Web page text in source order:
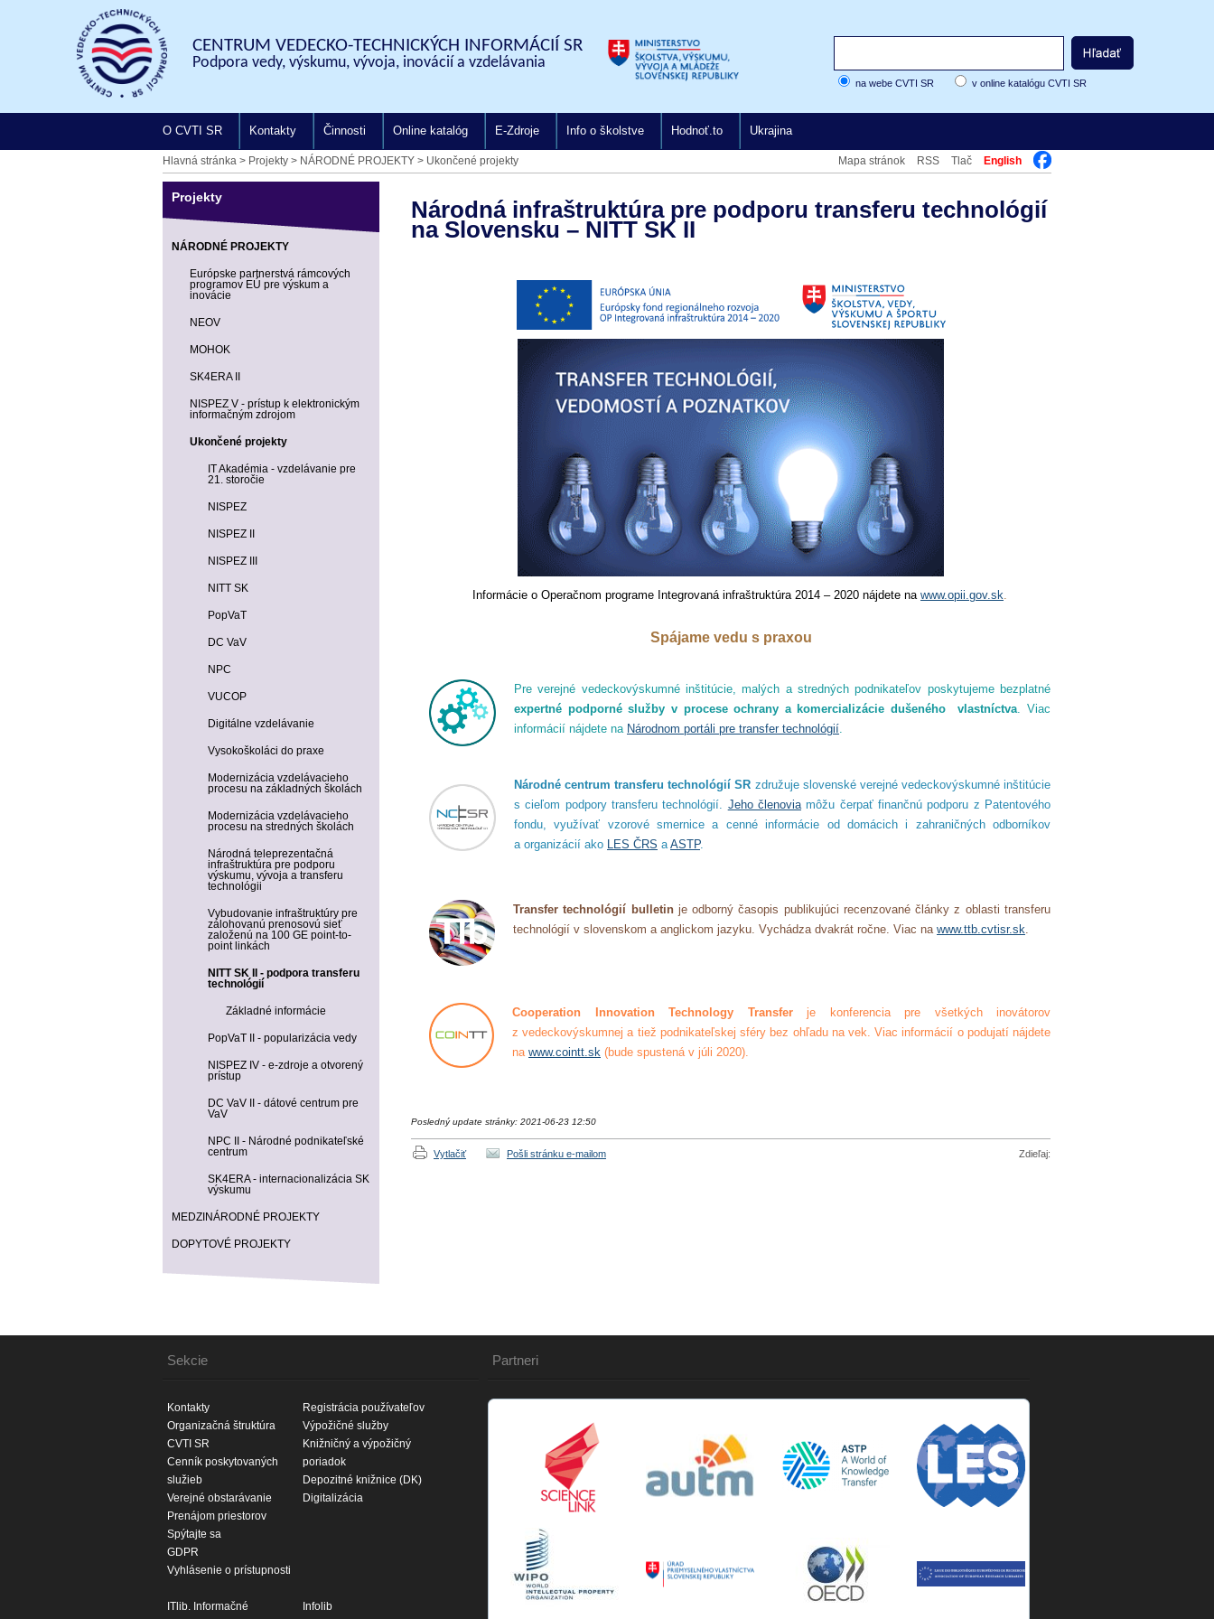
CENTRUM VEDECKO-TECHNICKÝCH INFORMÁCIÍ SR
Podpora vedy, výskumu, vývoja, inovácií a vzdelávania
na webe CVTI SR v online katalógu CVTI SR
O CVTI SR Kontakty Činnosti Online katalóg E-Zdroje Info o školstve Hodnoť.to Ukrajina
Hlavná stránka > Projekty > NÁRODNÉ PROJEKTY > Ukončené projekty Mapa stránok RSS Tlač English
Projekty
NÁRODNÉ PROJEKTY
Európske partnerstvá rámcových
programov EÚ pre výskum a
inovácie
NEOV
MOHOK
SK4ERA II
NISPEZ V - prístup k elektronickým
informačným zdrojom
Ukončené projekty
IT Akadémia - vzdelávanie pre
21. storočie
NISPEZ
NISPEZ II
NISPEZ III
NITT SK
PopVaT
DC VaV
NPC
VUCOP
Digitálne vzdelávanie
Vysokoškoláci do praxe
Modernizácia vzdelávacieho
procesu na základných školách
Modernizácia vzdelávacieho
procesu na stredných školách
Národná teleprezentačná
infraštruktúra pre podporu
výskumu, vývoja a transferu
technológii
Vybudovanie infraštruktúry pre
zálohovanú prenosovú sieť
založenú na 100 GE point-to-
point linkách
NITT SK II - podpora transferu
technológií
Základné informácie
PopVaT II - popularizácia vedy
NISPEZ IV - e-zdroje a otvorený
prístup
DC VaV II - dátové centrum pre
VaV
NPC II - Národné podnikateľské
centrum
SK4ERA - internacionalizácia SK
výskumu
MEDZINÁRODNÉ PROJEKTY
DOPYTOVÉ PROJEKTY
Národná infraštruktúra pre podporu transferu technológií
na Slovensku – NITT SK II
Informácie o Operačnom programe Integrovaná infraštruktúra 2014 – 2020 nájdete na www.opii.gov.sk.
Spájame vedu s praxou
Pre verejné vedeckovýskumné inštitúcie, malých a stredných podnikateľov poskytujeme bezplatné
expertné podporné služby v procese ochrany a komercializácie dušeného vlastníctva. Viac
informácií nájdete na Národnom portáli pre transfer technológií.
Národné centrum transferu technológií SR združuje slovenské verejné vedeckovýskumné inštitúcie
s cieľom podpory transferu technológií. Jeho členoviamôžu čerpať finančnú podporu z Patentového
fondu, využívať vzorové smernice a cenné informácie od domácich i zahraničných odborníkov
a organizácií ako LES ČRS aASTP.
Transfer technológií bulletinje odborný časopis publikujúci recenzované články z oblasti transferu
technológií v slovenskom a anglickom jazyku. Vychádza dvakrát ročne. Viac na www.ttb.cvtisr.sk.
Cooperation Innovation Technology Transferje konferencia pre všetkých inovátorov
z vedeckovýskumnej a tiež podnikateľskej sféry bez ohľadu na vek. Viac informácií o podujatí nájdete
na www.cointt.sk (bude spustená v júli 2020).
Posledný update stránky: 2021-06-23 12:50
Vytlačiť Pošli stránku e-mailom Zdieľaj:
Sekcie
Kontakty
Organizačná štruktúra
CVTI SR
Cenník poskytovaných
služieb
Verejné obstarávanie
Prenájom priestorov
Spýtajte sa
GDPR
Vyhlásenie o prístupnosti
Registrácia používateľov
Výpožičné služby
Knižničný a výpožičný
poriadok
Depozitné knižnice (DK)
Digitalizácia
ITlib. Informačné
Infolib
Partneri